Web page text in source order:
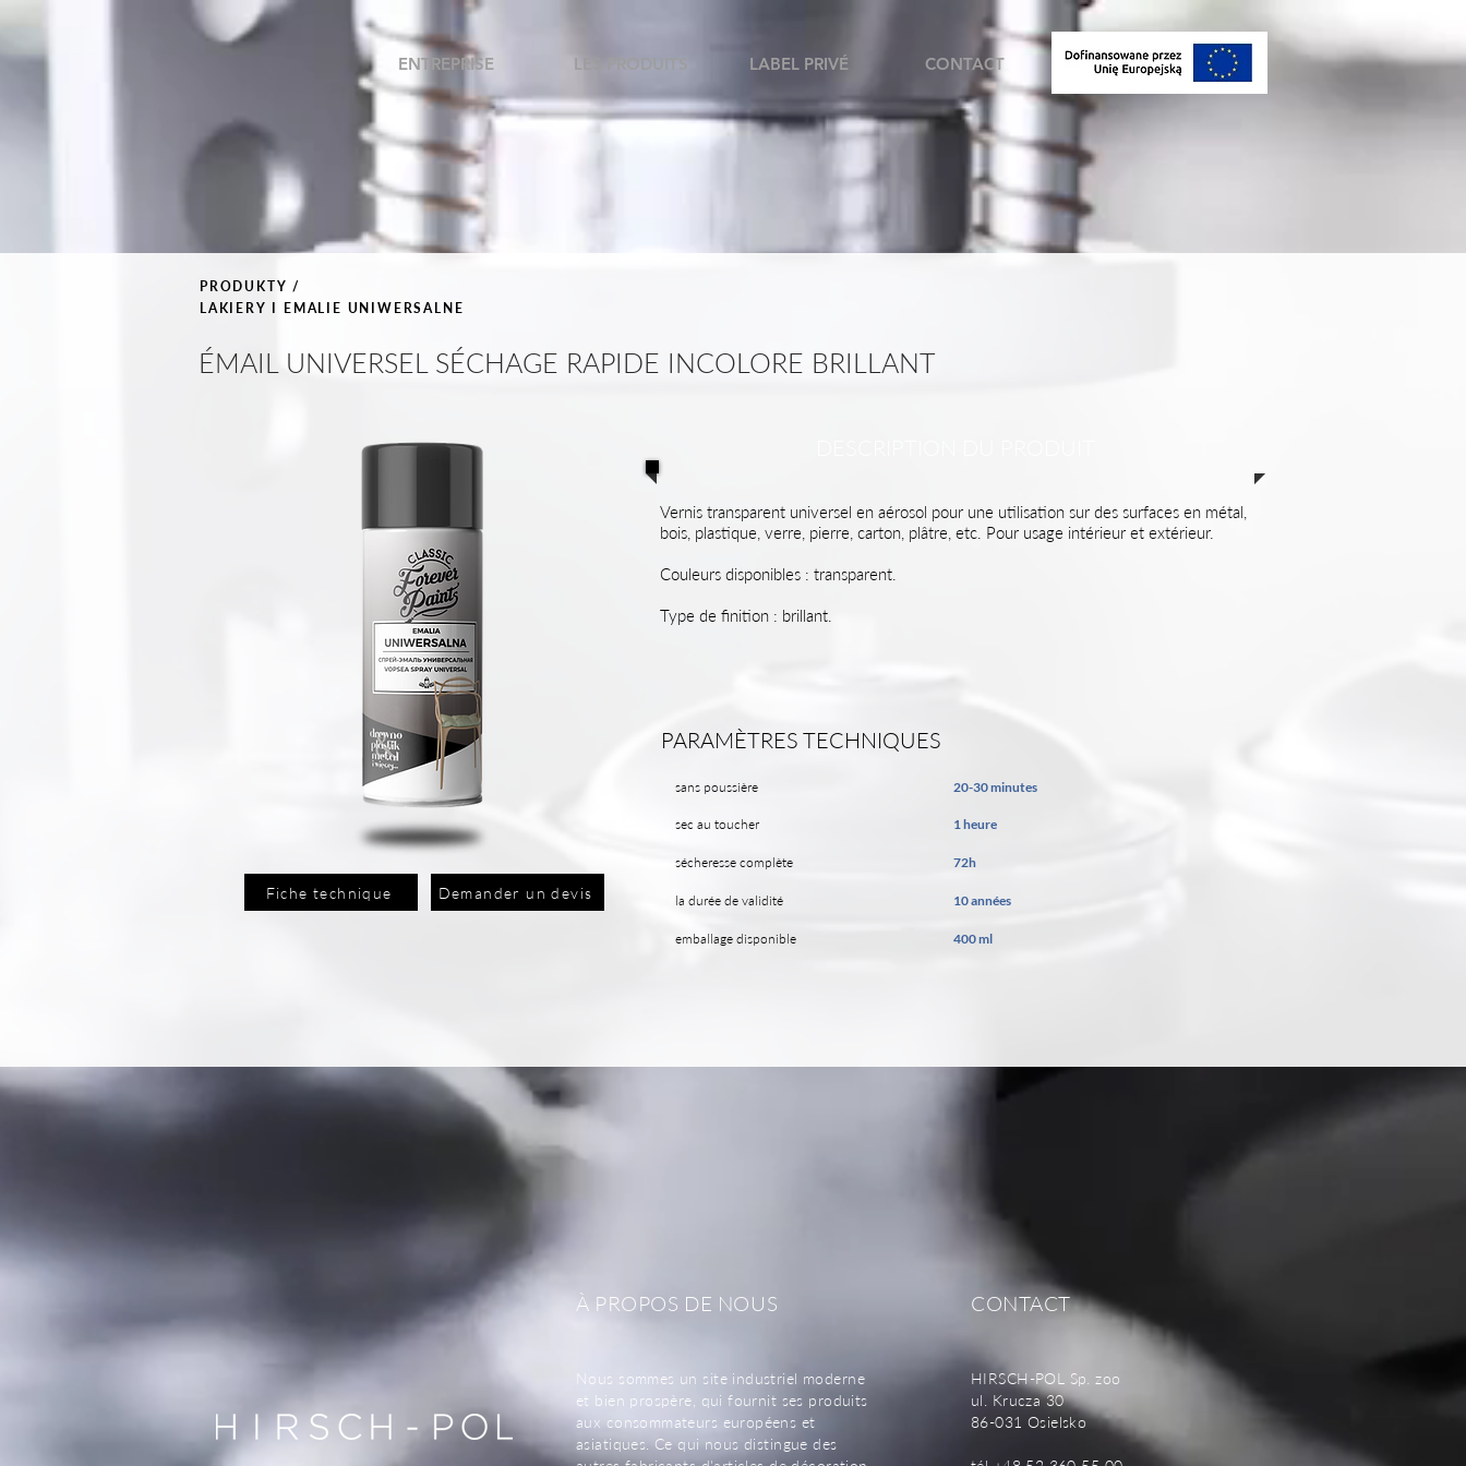
ENTREPRISE LES PRODUITS LABEL PRIVÉ CONTACT
PRODUKTY /
LAKIERY I EMALIE UNIWERSALNE
Fiche technique Demander un devis
Vernis transparent universel en aérosol pour une utilisation sur des surfaces en métal,
bois, plastique, verre, pierre, carton, plâtre, etc. Pour usage intérieur et extérieur.
Couleurs disponibles : transparent.
Type de finition : brillant.
PARAMÈTRES TECHNIQUES
sans poussière 20-30 minutes
sec au toucher 1 heure
sécheresse complète 72h
la durée de validité 10 années
emballage disponible 400 ml
ÉMAIL UNIVERSEL SÉCHAGE RAPIDE INCOLORE BRILLANT
À PROPOS DE NOUS
Nous sommes un site industriel moderne
et bien prospère, qui fournit ses produits
aux consommateurs européens et
asiatiques. Ce qui nous distingue des
CONTACT
HIRSCH-POL Sp. zoo
ul. Krucza 30
86-031 Osielsko